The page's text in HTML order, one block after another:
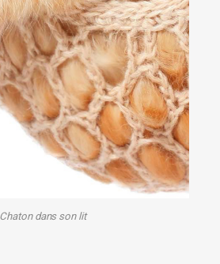
Chaton dans son lit